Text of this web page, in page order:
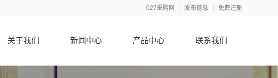
027采购网 发布信息 免费注册
关于我们 新闻中心 产品中心 联系我们